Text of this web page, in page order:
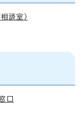
談室）
口